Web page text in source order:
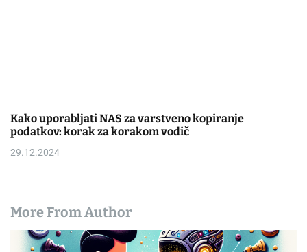
Kako uporabljati NAS za varstveno kopiranje
podatkov: korak za korakom vodič
29.12.2024
More From Author